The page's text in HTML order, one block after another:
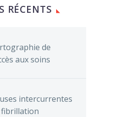
RÉCENTS
de
aux soins
intercurrentes
fibrillation